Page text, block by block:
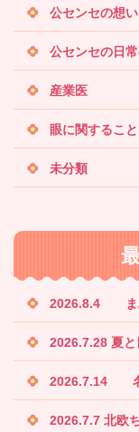
公センセの想い
公センセの日
産業医
眼に関すること
未分類
2026.8.4 ま
2026.7.28
2026.7.14 名
2026.7.7 北欧